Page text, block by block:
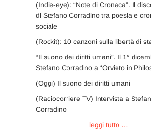
(Indie-eye): “Note di Cronaca”. Il
di Stefano Corradino tra poesia e
sociale
(Rockit): 10 canzoni sulla libertà di
“Il suono dei diritti umani”. Il 1°
Stefano Corradino a “Orvieto in
(Oggi) Il suono dei diritti umani
(Radiocorriere TV) Intervista a
Corradino
leggi tutto …